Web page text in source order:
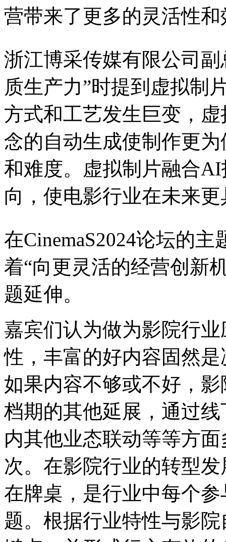
营带来了更多的灵活性和
浙江博采传媒有限公司
质生产力”时提到虚拟制
方式和工艺发生巨变，
念的自动生成使制作更
和难度。虚拟制片融合
向，使电影行业在未来
在CinemaS2024论坛的
着“向更灵活的经营创新
题延伸。
嘉宾们认为做为影院行
性，丰富的好内容固然
如果内容不够或不好，
档期的其他延展，通过
内其他业态联动等等方
次。在影院行业的转型
在牌桌，是行业中每个
题。根据行业特性与影